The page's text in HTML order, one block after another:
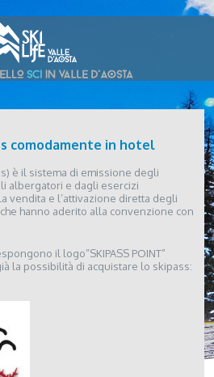
comodamente in hotel
è il sistema di emissione degli
albergatori e dagli esercizi
vendita e l’attivazione diretta degli
hanno aderito alla convenzione con
il logo”SKIPASS POINT”
la possibilità di acquistare lo skipass: